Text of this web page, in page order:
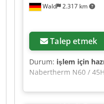
Wald 2.317 km
Talep etmek
Durum: işlem için
Nabertherm N60 /
Maksimum Sıcaklık:
60 litre İç Ölçüler: